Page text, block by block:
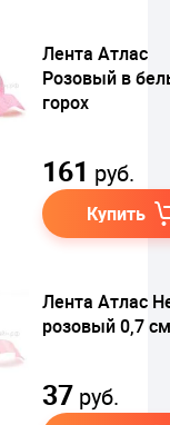
Лента Атлас
Розовый в
горох
161 руб.
Купить
Лента Атлас
розовый 0,7 см
37 руб.